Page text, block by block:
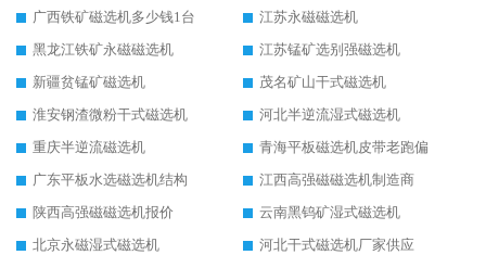
广西铁矿磁选机多少钱1台
江苏永磁磁选机
黑龙江铁矿永磁磁选机
江苏锰矿选别强磁选机
新疆贫锰矿磁选机
茂名矿山干式磁选机
淮安钢渣微粉干式磁选机
河北半逆流湿式磁选机
重庆半逆流磁选机
青海平板磁选机皮带老跑偏
广东平板水选磁选机结构
江西高强磁磁选机制造商
陕西高强磁磁选机报价
云南黑钨矿湿式磁选机
北京永磁湿式磁选机
河北干式磁选机厂家供应